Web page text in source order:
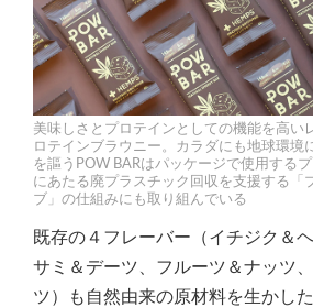
美味しさとプロテインとしての機能を高い
ロテインブラウニー。カラダにも地球環境
を謳うPOW BARはパッケージで使用する
にあたる廃プラスチック回収を支援する「
ブ」の仕組みにも取り組んでいる
既存の４フレーバー（イチジク＆
サミ＆デーツ、フルーツ＆ナッツ
ツ）も自然由来の原材料を生かし